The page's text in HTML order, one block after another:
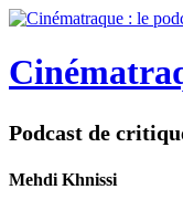
Podcast de
Mehdi Khnissi